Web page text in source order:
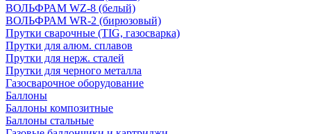
ВОЛЬФРАМ WZ-8 (белый)
ВОЛЬФРАМ WR-2 (бирюзовый)
Прутки сварочные (TIG, газосварка)
Прутки для алюм. сплавов
Прутки для нерж. сталей
Прутки для черного металла
Газосварочное оборудование
Баллоны
Баллоны композитные
Баллоны стальные